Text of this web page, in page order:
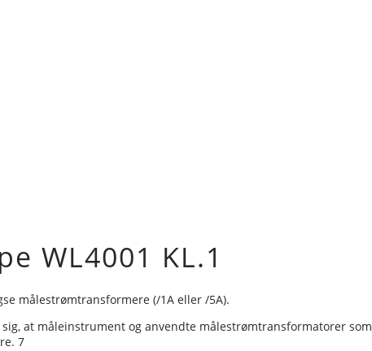
WL400­1 KL.1
målestrømtransformere (/1A eller /5A).
at måleinstrument og anvendte målestrømtransformatorer som
7